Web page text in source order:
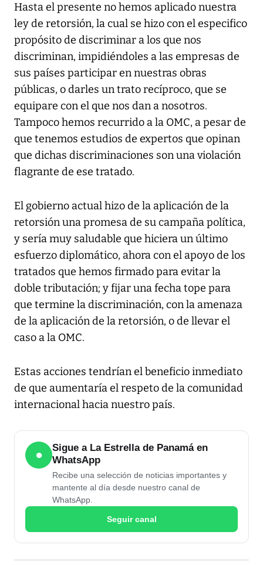
Hasta el presente no hemos aplicado nuestra
ley de retorsión, la cual se hizo con el especifico
propósito de discriminar a los que nos
discriminan, impidiéndoles a las empresas de
sus países participar en nuestras obras
públicas, o darles un trato recíproco, que se
equipare con el que nos dan a nosotros.
Tampoco hemos recurrido a la OMC, a pesar de
que tenemos estudios de expertos que opinan
que dichas discriminaciones son una violación
flagrante de ese tratado.
El gobierno actual hizo de la aplicación de la
retorsión una promesa de su campaña política,
y sería muy saludable que hiciera un último
esfuerzo diplomático, ahora con el apoyo de los
tratados que hemos firmado para evitar la
doble tributación; y fijar una fecha tope para
que termine la discriminación, con la amenaza
de la aplicación de la retorsión, o de llevar el
caso a la OMC.
Estas acciones tendrían el beneficio inmediato
de que aumentaría el respeto de la comunidad
internacional hacia nuestro país.
●
Sigue a La Estrella de Panamá en
WhatsApp
Recibe una selección de noticias importantes y
mantente al día desde nuestro canal de
WhatsApp.
Seguir canal